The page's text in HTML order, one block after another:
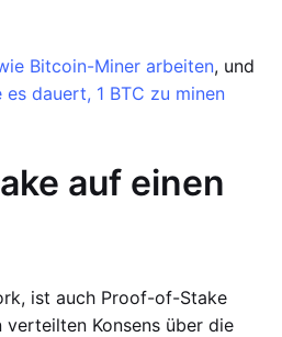
Bitcoin-Miner arbeiten, und
es dauert, 1 BTC zu minen
auf einen
ist auch Proof-of-Stake
Konsens über die